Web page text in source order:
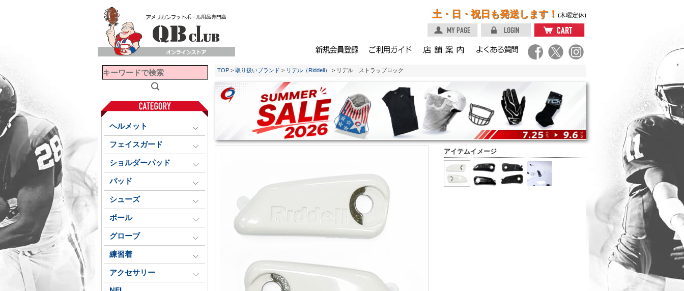
土・日・祝日も発送します！ (木曜定休)
ヘルメット
フェイスガード
ショルダーパッド
パッド
シューズ
ボール
グローブ
練習着
アクセサリー
TOP > 取り扱いブランド > リデル（Riddell） > リデル ストラップロック
アイテムイメージ